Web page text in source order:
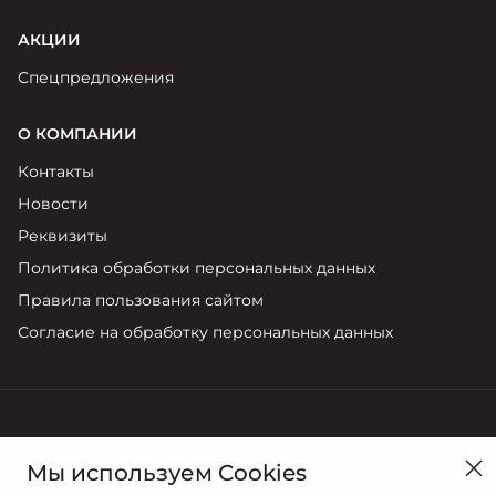
том числе о стоимости новых автомобилей марки
Москвич, обращайтесь к официальным дилерам АО
МАЗ «Москвич».
АКЦИИ
Спецпредложения
О КОМПАНИИ
Контакты
Новости
Реквизиты
Политика обработки персональных данных
Правила пользования сайтом
Согласие на обработку персональных данных
Мы используем Cookies